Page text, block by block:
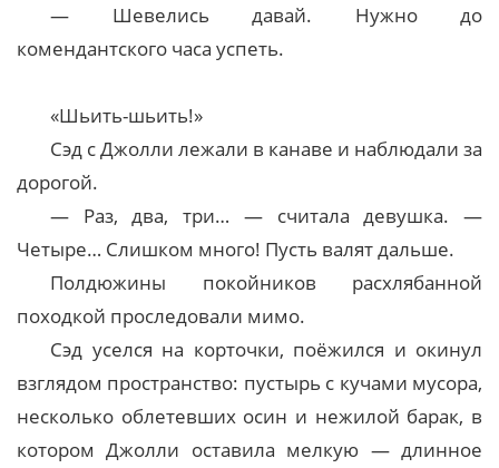
— Шевелись давай. Нужно до
комендантского часа успеть.
«Шьить-шьить!»
Сэд с Джолли лежали в канаве и наблюдали за
дорогой.
— Раз, два, три… — считала девушка. —
Четыре… Слишком много! Пусть валят дальше.
Полдюжины покойников расхлябанной
походкой проследовали мимо.
Сэд уселся на корточки, поёжился и окинул
взглядом пространство: пустырь с кучами мусора,
несколько облетевших осин и нежилой барак, в
котором Джолли оставила мелкую — длинное